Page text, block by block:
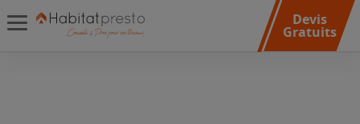
Devis
Gratuits